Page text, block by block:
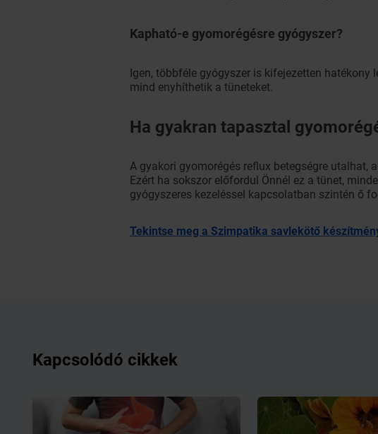
Kapható-e gyomorégésre gyógyszer?
Igen, többféle gyógyszer is kifejezetten
mind enyhíthetik a tüneteket.
Ha gyakran tapasztal
A gyakori gyomorégés reflux betegségre utalhat,
Ezért ha sokszor előfordul Önnél ez a tünet,
gyógyszeres kezeléssel kapcsolatban szintén ő
Tekintse meg a Szimpatika savlekötő
Kapcsolódó cikkek